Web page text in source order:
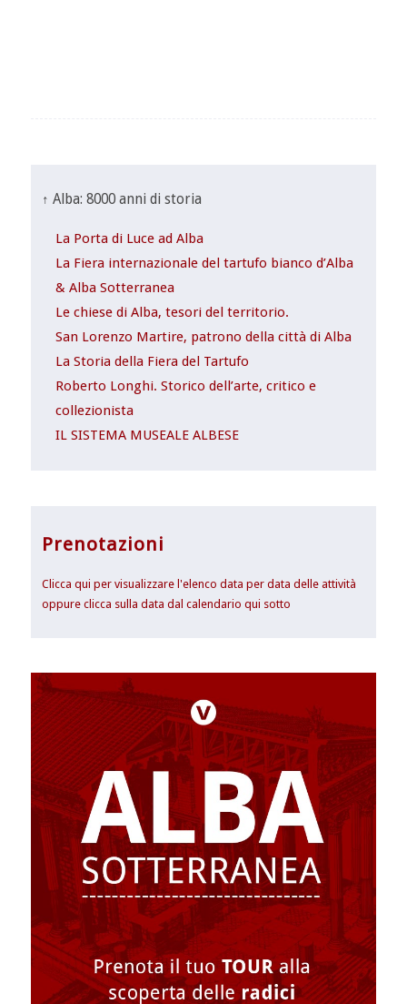
↑ Alba: 8000 anni di storia
La Porta di Luce ad Alba
La Fiera internazionale del tartufo bianco d’Alba
& Alba Sotterranea
Le chiese di Alba, tesori del territorio.
San Lorenzo Martire, patrono della città di Alba
La Storia della Fiera del Tartufo
Roberto Longhi. Storico dell’arte, critico e
collezionista
IL SISTEMA MUSEALE ALBESE
Prenotazioni
Clicca qui per visualizzare l'elenco data per data delle attività
oppure clicca sulla data dal calendario qui sotto